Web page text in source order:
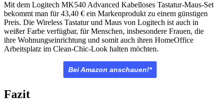
Mit dem Logitech MK540 Advanced Kabelloses Tastatur-Maus-Set
bekommt man für43,40 € ein Markenprodukt zu einem günstigen
Preis. Die Wireless Tastatur und Maus von Logitech ist auch in
weißer Farbe verfügbar, für Menschen, insbesondere Frauen, die
ihre Wohnungseinrichtung und somit auch ihren HomeOffice
Arbeitsplatz im Clean-Chic-Look halten möchten.
Bei Amazon anschauen!*
Fazit